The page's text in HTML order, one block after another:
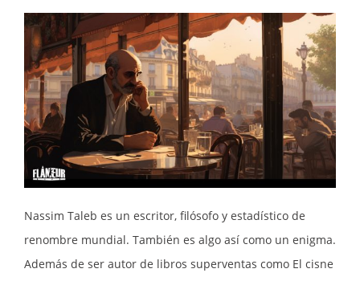
Nassim Taleb es un escritor, filósofo y estadístico de
renombre mundial. También es algo así como un enigma.
Además de ser autor de libros superventas como El cisne